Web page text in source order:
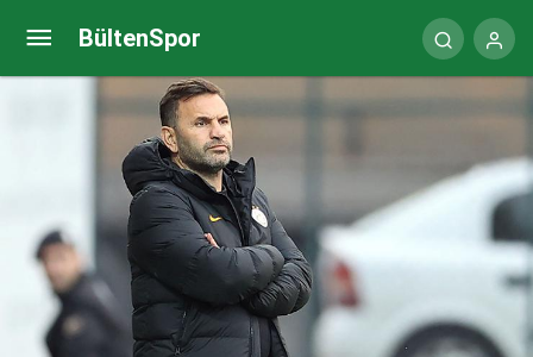
BültenSpor
Beşiktaş’ta sıcak gelişme: O yıldız için yeni formül
bulundu!